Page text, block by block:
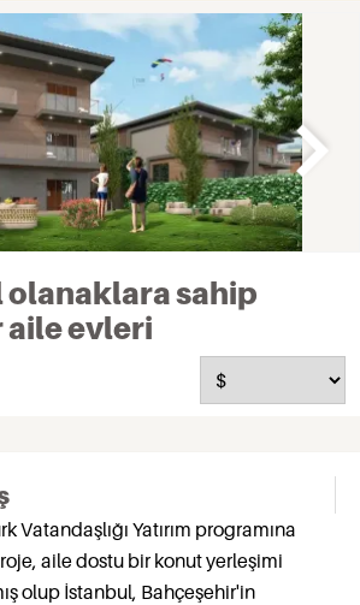
olanaklara sahip
aile evleri
Vatandaşlığı Yatırım programına
aile dostu bir konut yerleşimi
olup İstanbul, Bahçeşehir'in